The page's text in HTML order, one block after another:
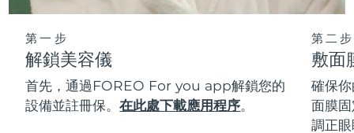
第一步
解鎖美容儀
首先，通過FOREO For you app解鎖您的
設備並註冊保。在此處下載應用程序。
第二步
敷面
確保
面膜
調正